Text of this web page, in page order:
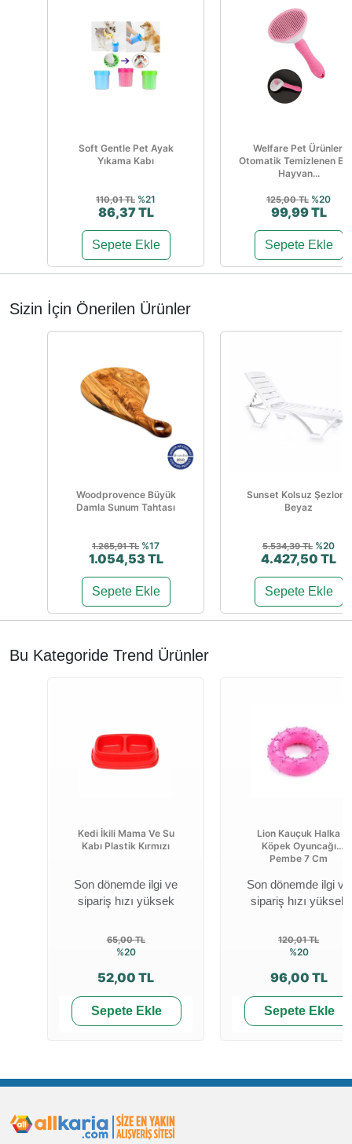
Soft Gentle Pet Ayak
Yıkama Kabı
110,01 TL %21
86,37 TL
Sepete Ekle
Welfare Pet Ürünleri
Otomatik Temizlenen
Hayvan...
125,00 TL %20
99,99 TL
Sepete Ekle
Sizin İçin Önerilen Ürünler
Woodprovence Büyük
Damla Sunum Tahtası
1.265,91 TL %17
1.054,53 TL
Sepete Ekle
Sunset Kolsuz Şezlong
Beyaz
5.534,39 TL %20
4.427,50 TL
Sepete Ekle
Bu Kategoride Trend Ürünler
Kedi İkili Mama Ve Su
Kabı Plastik Kırmızı
Son dönemde ilgi ve
sipariş hızı yüksek
65,00 TL
%20
52,00 TL
Sepete Ekle
Lion Kauçuk Halka
Köpek Oyuncağı
Pembe 7 Cm
Son dönemde ilgi ve
sipariş hızı yüksek
120,01 TL
%20
96,00 TL
Sepete Ekle